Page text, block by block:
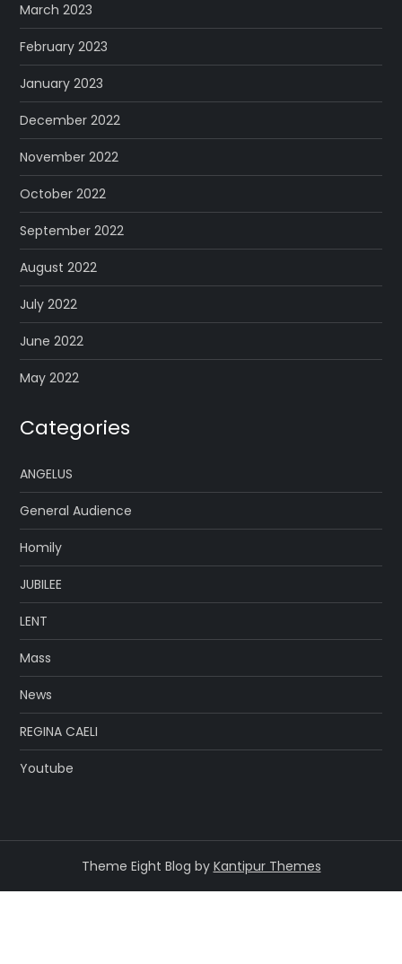
March 2023
February 2023
January 2023
December 2022
November 2022
October 2022
September 2022
August 2022
July 2022
June 2022
May 2022
Categories
ANGELUS
General Audience
Homily
JUBILEE
LENT
Mass
News
REGINA CAELI
Youtube
Theme Eight Blog by Kantipur Themes